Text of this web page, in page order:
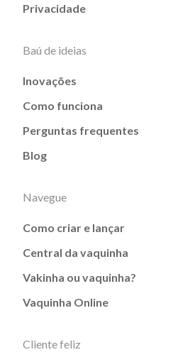
Privacidade
Baú de ideias
Inovações
Como funciona
Perguntas frequentes
Blog
Navegue
Como criar e lançar
Central da vaquinha
Vakinha ou vaquinha?
Vaquinha Online
Cliente feliz